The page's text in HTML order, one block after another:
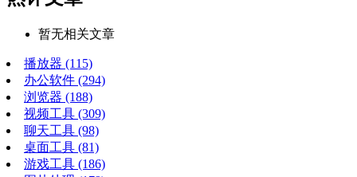
暂无相关文章
播放器 (115)
办公软件 (294)
浏览器 (188)
视频工具 (309)
聊天工具 (98)
桌面工具 (81)
游戏工具 (186)